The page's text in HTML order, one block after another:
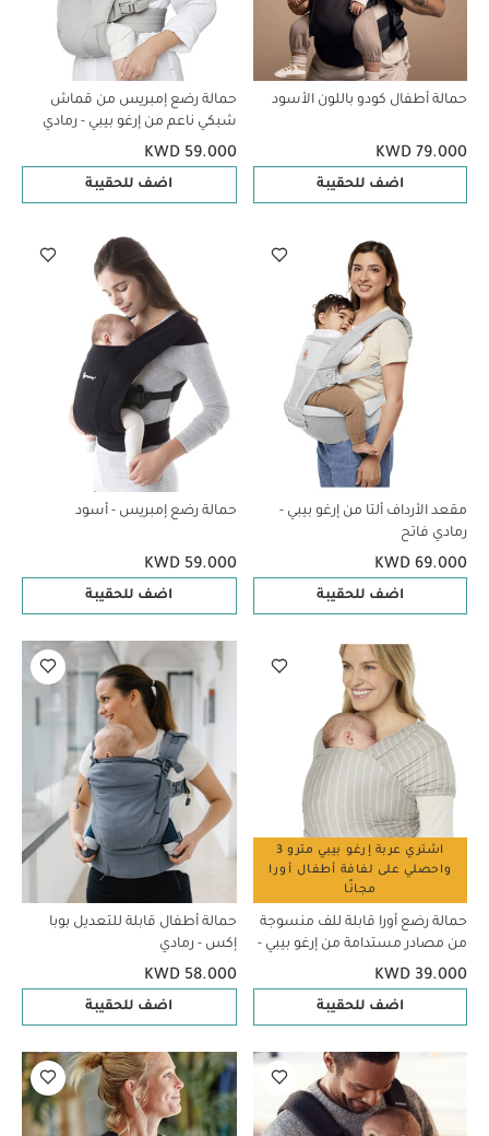
حمالة أطفال كودو باللون الأسود
KWD 79.000
اضف للحقيبة
حمالة رضع إمبريس من قماش
شبكي ناعم من إرغو بيبي - رمادي
KWD 59.000
اضف للحقيبة
مقعد الأرداف ألتا من إرغو بيبي -
رمادي فاتح
KWD 69.000
اضف للحقيبة
حمالة رضع إمبريس - أسود
KWD 59.000
اضف للحقيبة
اشتري عربة إرغو بيبي مترو 3
واحصلي على لفافة أطفال أورا
مجانًا
حمالة رضع أورا قابلة للف منسوجة
من مصادر مستدامة من إرغو بيبي -
رمادي مخطط
KWD 39.000
اضف للحقيبة
حمالة أطفال قابلة للتعديل بوبا
إكس - رمادي
KWD 58.000
اضف للحقيبة